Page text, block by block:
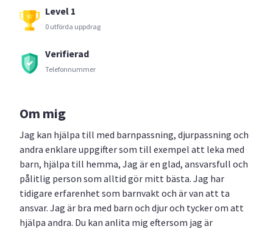
Level 1
0 utförda uppdrag
Verifierad
Telefonnummer
Om mig
Jag kan hjälpa till med barnpassning, djurpassning och
andra enklare uppgifter som till exempel att leka med
barn, hjälpa till hemma, Jag är en glad, ansvarsfull och
pålitlig person som alltid gör mitt bästa. Jag har
tidigare erfarenhet som barnvakt och är van att ta
ansvar. Jag är bra med barn och djur och tycker om att
hjälpa andra. Du kan anlita mig eftersom jag är